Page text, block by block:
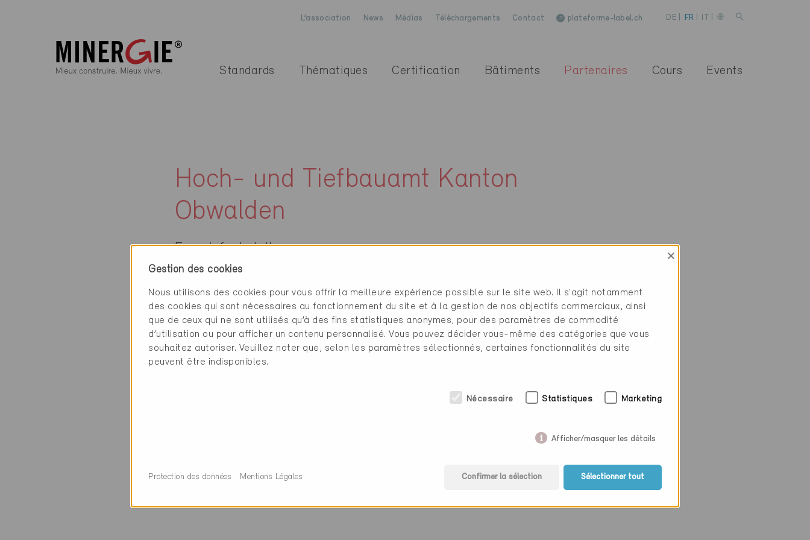
L’association News Médias Téléchargements Contact plateforme-label.ch DE FR
Standards Thématiques Certification Bâtiments Partenaires Cours Events
Hoch- und Tiefbauamt Kanton
Obwalden
Energiefachstelle
Contact
Hoch- und Tiefbauamt Kanton Obwalden
www.ow.ch
0 Bâtiments Minergie (0 Certificats)
Gestion des cookies
×
Nous utilisons des cookies pour vous offrir la meilleure expérience possible sur le site web. Il s'agit notamment
des cookies qui sont nécessaires au fonctionnement du site et à la gestion de nos objectifs commerciaux, ainsi
que de ceux qui ne sont utilisés qu’à des fins statistiques anonymes, pour des paramètres de commodité
d’utilisation ou pour afficher un contenu personnalisé. Vous pouvez décider vous-même des catégories que vous
souhaitez autoriser. Veuillez noter que, selon les paramètres sélectionnés, certaines fonctionnalités du site
peuvent être indisponibles.
Nécessaire Statistiques Marketing
Afficher/masquer les détails
Confirmer la sélection Sélectionner tout
Protection des données Mentions Légales